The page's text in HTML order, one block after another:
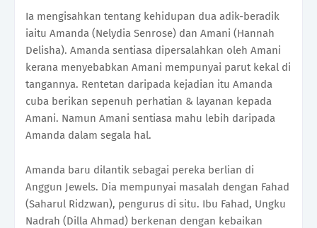
Ia mengisahkan tentang kehidupan dua adik-beradik
iaitu Amanda (Nelydia Senrose) dan Amani (Hannah
Delisha). Amanda sentiasa dipersalahkan oleh Amani
kerana menyebabkan Amani mempunyai parut kekal di
tangannya. Rentetan daripada kejadian itu Amanda
cuba berikan sepenuh perhatian & layanan kepada
Amani. Namun Amani sentiasa mahu lebih daripada
Amanda dalam segala hal.
Amanda baru dilantik sebagai pereka berlian di
Anggun Jewels. Dia mempunyai masalah dengan Fahad
(Saharul Ridzwan), pengurus di situ. Ibu Fahad, Ungku
Nadrah (Dilla Ahmad) berkenan dengan kebaikan